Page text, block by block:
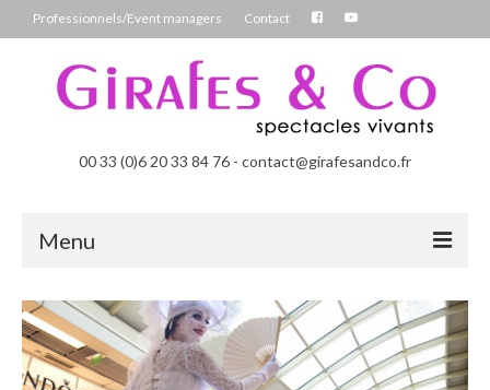
Professionnels/Event managers Contact
00 33 (0)6 20 33 84 76 - contact@girafesandco.fr
Menu
Les Chromatix, spécial Carnaval
Contact